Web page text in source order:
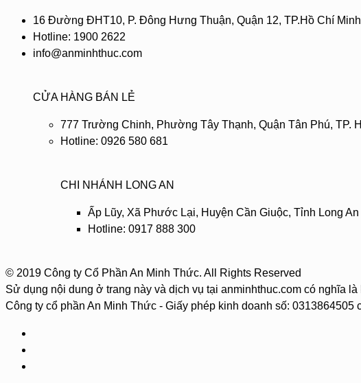
16 Đường ĐHT10, P. Đông Hưng Thuận, Quận 12, TP.Hồ Chí Minh
Hotline: 1900 2622
info@anminhthuc.com
CỬA HÀNG BÁN LẺ
777 Trường Chinh, Phường Tây Thạnh, Quận Tân Phú, TP.
Hotline: 0926 580 681
CHI NHÁNH LONG AN
Ấp Lũy, Xã Phước Lại, Huyện Cần Giuộc, Tỉnh Long An
Hotline: 0917 888 300
© 2019 Công ty Cổ Phần An Minh Thức. All Rights Reserved
Sử dụng nội dung ở trang này và dịch vụ tại anminhthuc.com có nghĩa
Công ty cổ phần An Minh Thức - Giấy phép kinh doanh số: